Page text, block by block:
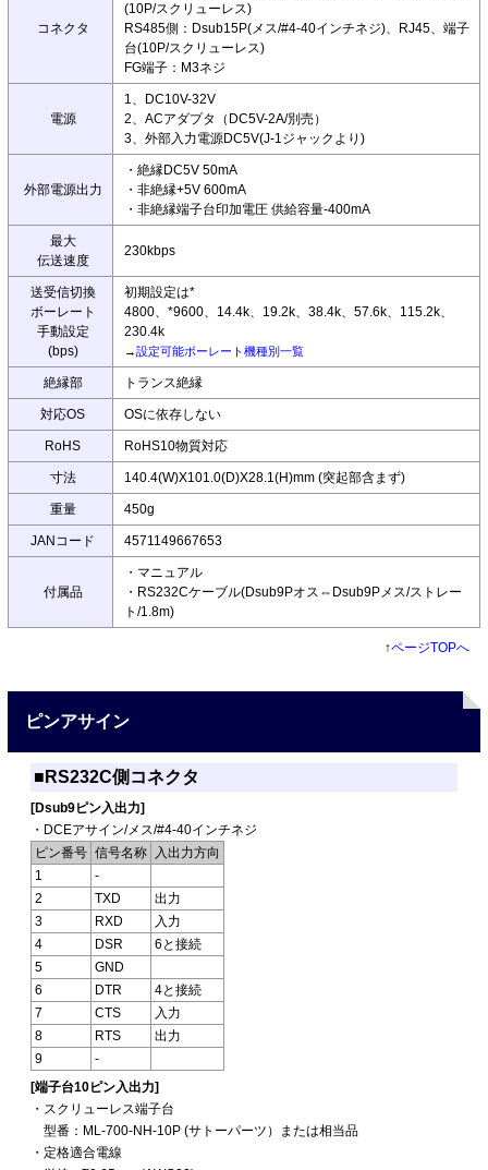
コネクタ
(10P/スクリューレス)
RS485側：Dsub15P(メス/#4-40インチネジ)、RJ45、端子
台(10P/スクリューレス)
FG端子：M3ネジ
電源
1、DC10V-32V
2、ACアダプタ（DC5V-2A/別売）
3、外部入力電源DC5V(J-1ジャックより)
外部電源出力
・絶縁DC5V 50mA
・非絶縁+5V 600mA
・非絶縁端子台印加電圧 供給容量-400mA
最大
伝送速度
230kbps
送受信切換
ボーレート
手動設定
(bps)
初期設定は*
4800、*9600、14.4k、19.2k、38.4k、57.6k、115.2k、
230.4k
→設定可能ボーレート機種別一覧
絶縁部 トランス絶縁
対応OS OSに依存しない
RoHS RoHS10物質対応
寸法 140.4(W)X101.0(D)X28.1(H)mm (突起部含まず)
重量 450g
JANコード 4571149667653
付属品
・マニュアル
・RS232Cケーブル(Dsub9Pオス⇔Dsub9Pメス/ストレー
ト/1.8m)
↑ページTOPへ
ピンアサイン
■RS232C側コネクタ
[Dsub9ピン入出力]
・DCEアサイン/メス/#4-40インチネジ
ピン番号 信号名称
入出力方向
1
-
2
TXD
出力
3
RXD
入力
4
DSR
6と接続
5
GND
6
DTR
4と接続
7
CTS
入力
8
RTS
出力
9
-
[端子台10ピン入出力]
・スクリューレス端子台
型番：ML-700-NH-10P (サトーパーツ）または相当品
・定格適合電線